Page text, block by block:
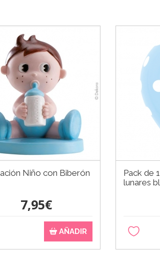
Niño con Biberón
7,95€
AÑADIR
Pack de
lunares